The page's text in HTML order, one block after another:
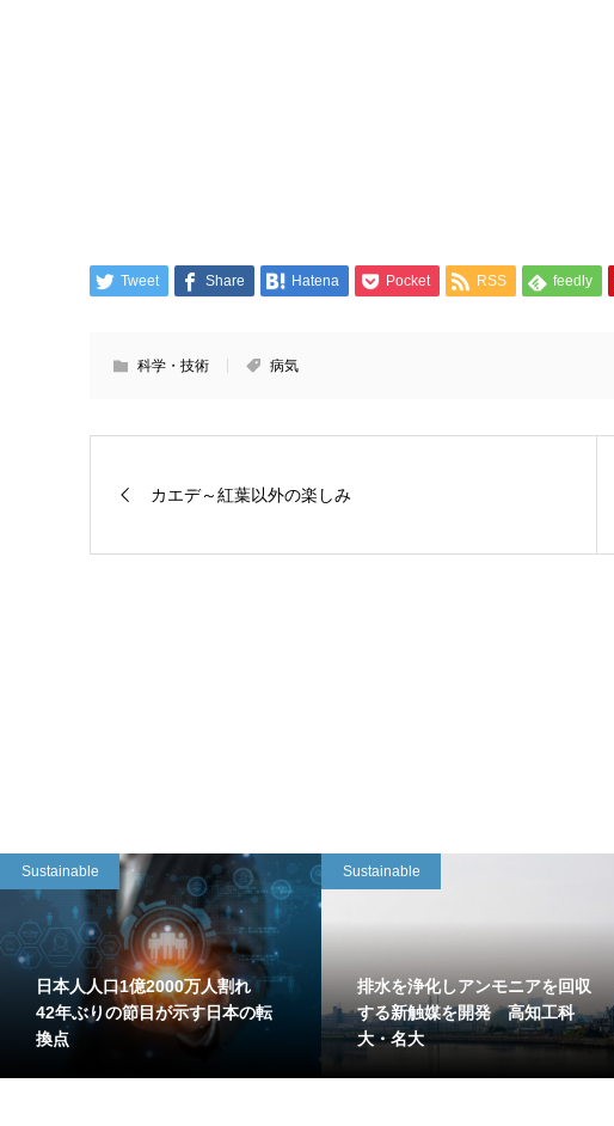
Tweet Share Hatena Pocket RSS feedly
科学・技術 病気
カエデ～紅葉以外の楽しみ
Sustainable
日本人人口1億2000万人割れ
42年ぶりの節目が示す日本の転
換点
Sustainable
排水を浄化しアンモニアを回収
する新触媒を開発 高知工科
大・名大